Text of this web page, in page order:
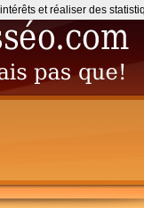
et réaliser des